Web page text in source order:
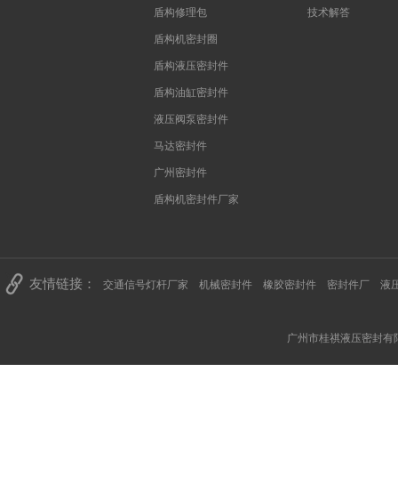
盾构修理包
盾构机密封圈
盾构液压密封件
盾构油缸密封件
液压阀泵密封件
马达密封件
广州密封件
盾构机密封件厂家
技术解答
友情链接： 交通信号灯杆厂家 机械密封件 橡胶密封件 密封件厂 液
广州市桂祺液压密封有